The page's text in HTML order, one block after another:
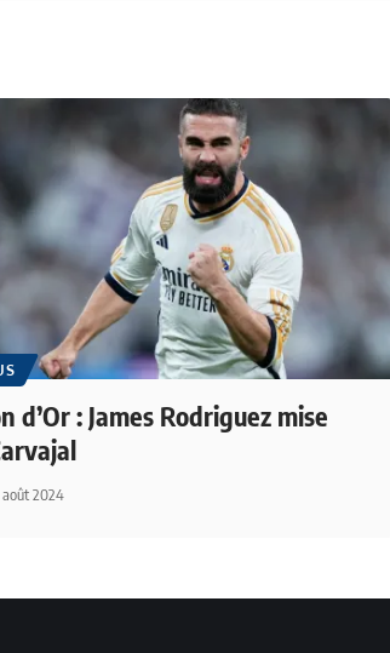
d’Or : James Rodriguez mise
2024